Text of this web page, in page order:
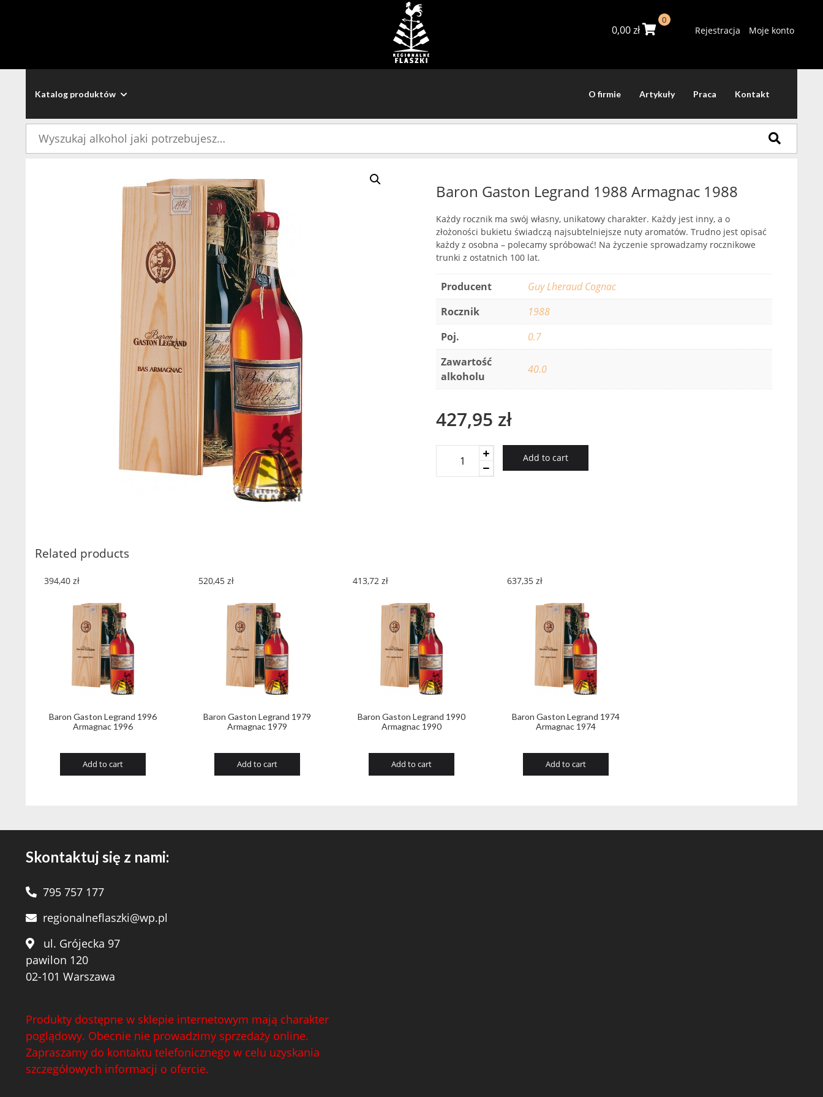
0,00zł
0
Rejestracja Moje konto
Katalog produktów O firmie Artykuły Praca Kontakt
Baron Gaston Legrand 1988 Armagnac 1988
Każdy rocznik ma swój własny, unikatowy charakter. Każdy jest inny, a o
złożoności bukietu świadczą najsubtelniejsze nuty aromatów. Trudno jest opisać
każdy z osobna – polecamy spróbować! Na życzenie sprowadzamy rocznikowe
trunki z ostatnich 100 lat.
Producent
Guy Lheraud Cognac
Rocznik
1988
Poj.
0.7
Zawartość
alkoholu
40.0
427,95 zł
Gaston
Add to cart
Related products
Baron Gaston Legrand 1996
Armagnac 1996
394,40 zł
Add to cart
Baron Gaston Legrand 1979
Armagnac 1979
520,45 zł
Add to cart
Baron Gaston Legrand 1990
Armagnac 1990
413,72 zł
Add to cart
Baron Gaston Legrand 1974
Armagnac 1974
637,35 zł
Add to cart
Skontaktuj się z nami:
795 757 177
regionalneflaszki@wp.pl
ul. Grójecka 97
pawilon 120
02-101 Warszawa
Produkty dostępne w sklepie internetowym mają charakter
poglądowy. Obecnie nie prowadzimy sprzedaży online.
Zapraszamy do kontaktu telefonicznego w celu uzyskania
szczegółowych informacji o ofercie.